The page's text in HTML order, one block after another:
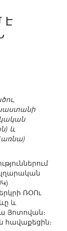
Է
և
ՌՕՈւ
և
Յոտովան։
հավաքեցին։